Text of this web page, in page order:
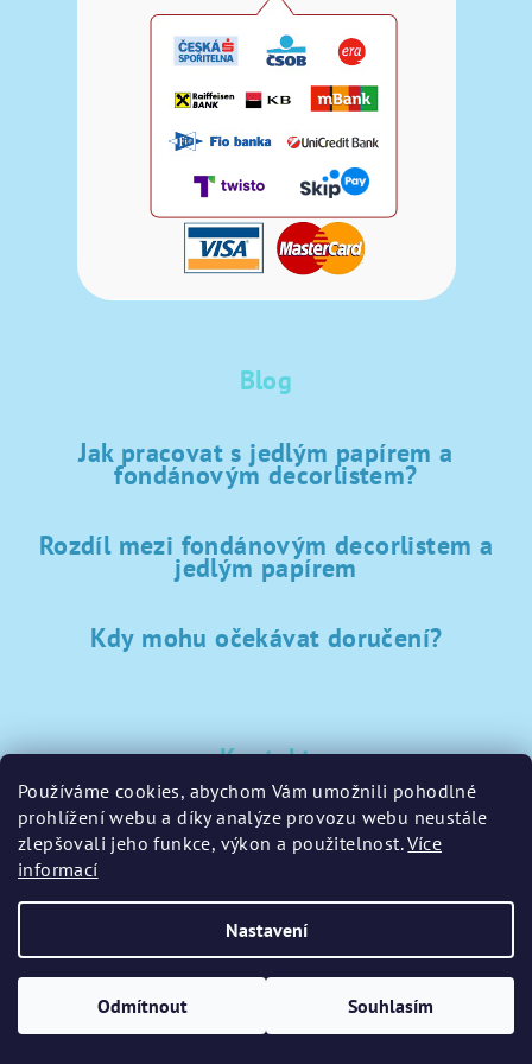
Používáme cookies, abychom Vám umožnili pohodlné
prohlížení webu a díky analýze provozu webu neustále
zlepšovali jeho funkce, výkon a použitelnost.Více
informací
Nastavení
Odmítnout Souhlasím
Blog
Jak pracovat s jedlým papírem a
fondánovým decorlistem?
Rozdíl mezi fondánovým decorlistem a
jedlým papírem
Kdy mohu očekávat doručení?
Kontakt
sklad@sladke-potreby.cz
+420 797728283
Upravit nastavení cookies
Vytvořil Shoptet